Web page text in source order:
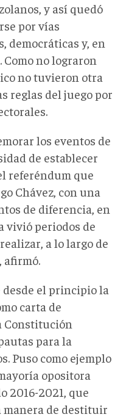
y así quedó
por vías
democráticas y, en
no lograron
no tuvieron otra
reglas del juego por
los eventos de
de establecer
referéndum que
Chávez, con una
de diferencia, en
vivió periodos de
a lo largo de
afirmó.
el principio la
carta de
Constitución
para la
Puso como ejemplo
opositora
2016-2021, que
manera de destituir